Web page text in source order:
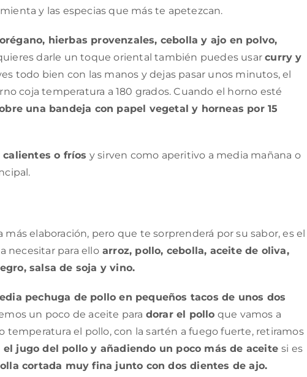
y las especias que más te apetezcan.
hierbas provenzales, cebolla y ajo en polvo,
darle un toque oriental también puedes usarcurry y
todo bien con las manos y dejas pasar unos minutos, el
coja temperatura a 180 grados. Cuando el horno esté
una bandeja con papel vegetal y horneas por 15
o fríos y sirven como aperitivo a media mañana o
elaboración, pero que te sorprenderá por su sabor, es el
necesitar para elloarroz, pollo, cebolla, aceite de oliva,
salsa de soja y vino.
pechuga de pollo en pequeños tacos de unos dos
un poco de aceite para dorar el pollo que vamos a
temperatura el pollo, con la sartén a fuego fuerte, retiramos
jugo del pollo y añadiendo un poco más de aceitesi es
cortada muy fina junto con dos dientes de ajo.